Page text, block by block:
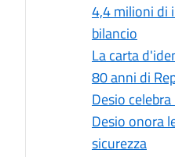
4,4 milioni di
bilancio
La carta
80 anni di
Desio
Desio onora
sicurezza